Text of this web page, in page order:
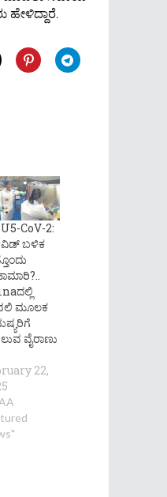
ಹೇಳಿದ್ದಾರೆ.
CoV-2:
ಬಳಿಕ
ಮೂಲಕ
ವೈರಾಣು
22,